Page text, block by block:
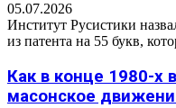
05.07.2026
Институт Русистики
из патента на 55 букв,
Как в конце 1980-х
масонское